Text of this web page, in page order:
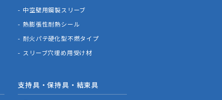
中空壁用鋼製スリーブ
熱膨張性耐熱シール
耐火パテ硬化型不燃タイプ
スリーブ穴埋め用受け材
支持具・保持具・結束具